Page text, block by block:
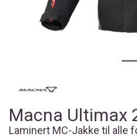
Macna Ultimax
Laminert MC-Jakke til alle